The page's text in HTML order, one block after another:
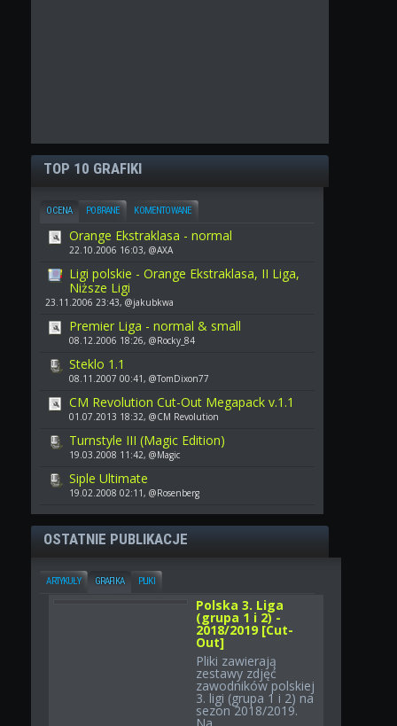
TOP 10 GRAFIKI
OCENA POBRANE KOMENTOWANE
Orange Ekstraklasa - normal
22.10.2006 16:03, @AXA
Ligi polskie - Orange Ekstraklasa, II Liga,
Niższe Ligi
23.11.2006 23:43, @jakubkwa
Premier Liga - normal & small
08.12.2006 18:26, @Rocky_84
Steklo 1.1
08.11.2007 00:41, @TomDixon77
CM Revolution Cut-Out Megapack v.1.1
01.07.2013 18:32, @CM Revolution
Turnstyle III (Magic Edition)
19.03.2008 11:42, @Magic
Siple Ultimate
19.02.2008 02:11, @Rosenberg
OSTATNIE PUBLIKACJE
ARTYKUŁY GRAFIKA PLIKI
Polska 3. Liga
(grupa 1 i 2) -
2018/2019 [Cut-
Out]
Pliki zawierają
zestawy zdjęć
zawodników polskiej
3. ligi (grupa 1 i 2) na
sezon 2018/2019.